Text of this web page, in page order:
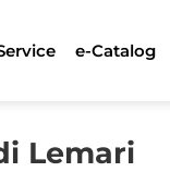
e-Catalog
Lemari